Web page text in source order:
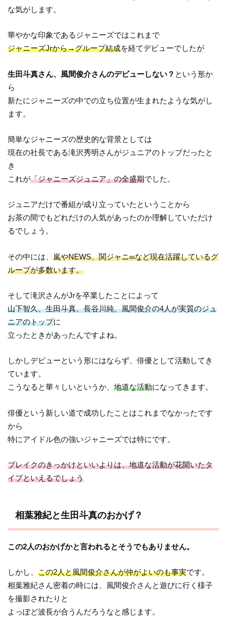
な気がします。
華やかな印象であるジャニーズではこれまで
ジャニーズJrから→グループ結成を経てデビューでしたが
生田斗真さん、風間俊介さんのデビューしない？ という形か
ら
新たにジャニーズの中での立ち位置が生まれたような気がし
ます。
簡単なジャニーズの歴史的な背景としては
現在の社長である滝沢秀明さんがジュニアのトップだったと
き
これが「ジャニーズジュニア」の全盛期でした。
ジュニアだけで番組が成り立っていたということから
お茶の間でもどれだけの人気があったのか理解していただけ
るでしょう。
その中には、嵐やNEWS、関ジャニ∞など現在活躍しているグ
ループが多数います。
そして滝沢さんがJrを卒業したことによって
山下智久、生田斗真、長谷川純、風間俊介の4人が実質のジュ
ニアのトップに
立ったときがあったんですよね。
しかしデビューという形にはならず、俳優として活動してき
ています。
こうなると華々しいというか、地道な活動になってきます。
俳優という新しい道で成功したことはこれまでなかったです
から
特にアイドル色の強いジャニーズでは特にです。
ブレイクのきっかけといいよりは、地道な活動が花開いたタ
イプといえるでしょう
相葉雅紀と生田斗真のおかげ？
この2人のおかげかと言われるとそうでもありません。
しかし、この2人と風間俊介さんが仲がよいのも事実です。
相葉雅紀さん密着の時には、風間俊介さんと遊びに行く様子
を撮影されたりと
よっぽど波長が合うんだろうなと感じます。